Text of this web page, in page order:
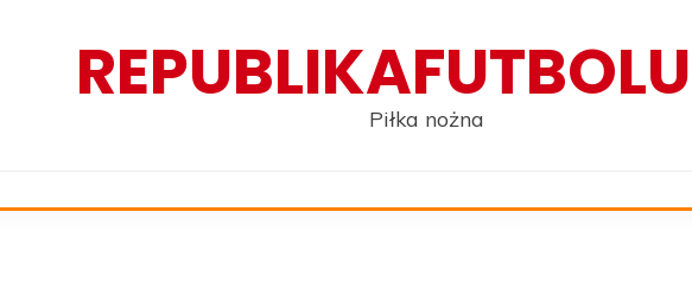
Piłka nożna